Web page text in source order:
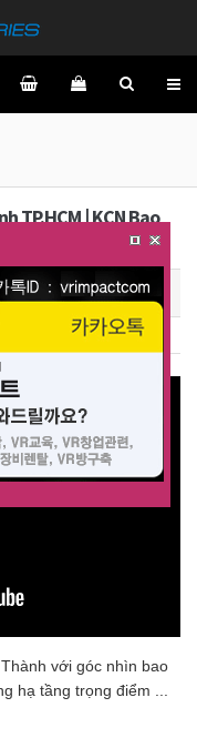
TP.HCM | KCN Bao
với góc nhìn bao
hạ tầng trọng điểm ...